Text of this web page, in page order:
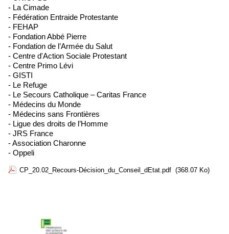
- La Cimade
- Fédération Entraide Protestante
- FEHAP
- Fondation Abbé Pierre
- Fondation de l’Armée du Salut
- Centre d'Action Sociale Protestant
- Centre Primo Lévi
- GISTI
- Le Refuge
- Le Secours Catholique – Caritas France
- Médecins du Monde
- Médecins sans Frontières
- Ligue des droits de l’Homme
- JRS France
- Association Charonne
- Oppeli
CP_20.02_Recours-Décision_du_Conseil_dEtat.pdf (368.07 Ko)